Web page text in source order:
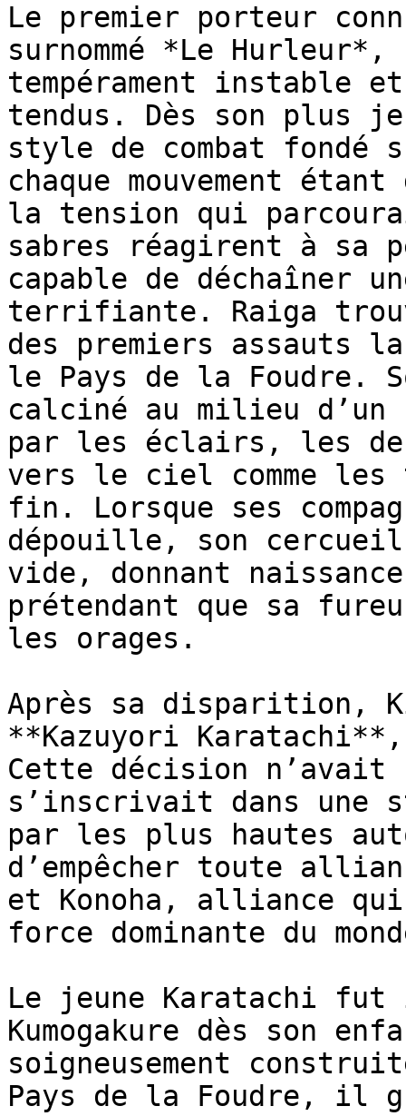
Le premier porteur
surnommé *Le
tempérament instable
tendus. Dès son plus
style de combat fondé
chaque mouvement
la tension qui
sabres réagirent à sa
capable de déchaîner
terrifiante. Raiga
des premiers assauts
le Pays de la Foudre.
calciné au milieu d’un
par les éclairs, les
vers le ciel comme les
fin. Lorsque ses
dépouille, son
vide, donnant
prétendant que sa
les orages.
Après sa disparition,
**Kazuyori
Cette décision
s’inscrivait dans une
par les plus hautes
d’empêcher toute
et Konoha, alliance
force dominante du
Le jeune Karatachi
Kumogakure dès son
soigneusement
Pays de la Foudre, il